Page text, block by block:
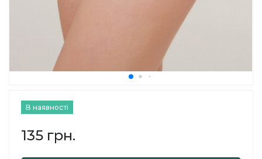
В наявності
135 грн.